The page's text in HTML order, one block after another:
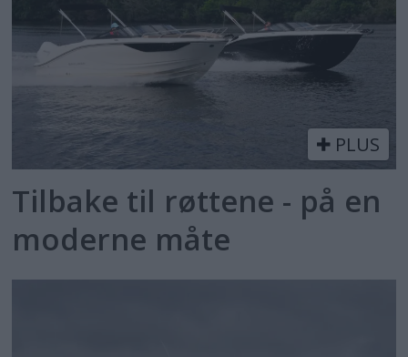
PLUS
Tilbake til røttene - på en
moderne måte